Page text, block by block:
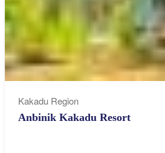
Kakadu Region
Anbinik Kakadu Resort